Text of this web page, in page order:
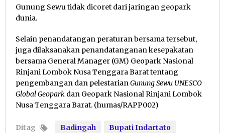
Gunung Sewu tidak dicoret dari jaringan geopark
dunia.
Selain penandatangan peraturan bersama tersebut,
juga dilaksanakan penandatanganan kesepakatan
bersama General Manager (GM) Geopark Nasional
Rinjani Lombok Nusa Tenggara Barat tentang
pengembangan dan pelestarianGunung Sewu UNESCO
Global Geopark dan Geopark Nasional Rinjani Lombok
Nusa Tenggara Barat. (humas/RAPP002)
Ditag Badingah
Bupati Indartato